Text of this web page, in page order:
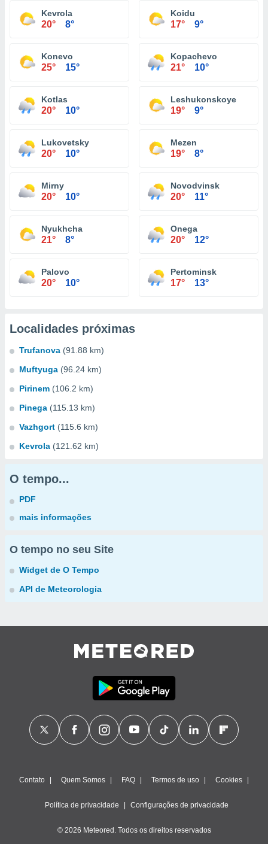
Kevrola
20° 8°
Koidu
17° 9°
Konevo
25° 15°
Kopachevo
21° 10°
Kotlas
20° 10°
Leshukonskoye
19° 9°
Lukovetsky
20° 10°
Mezen
19° 8°
Mirny
20° 10°
Novodvinsk
20° 11°
Nyukhcha
21° 8°
Onega
20° 12°
Palovo
20° 10°
Pertominsk
17° 13°
Localidades próximas
Trufanova (91.88 km)
Muftyuga (96.24 km)
Pirinem (106.2 km)
Pinega (115.13 km)
Vazhgort (115.6 km)
Kevrola (121.62 km)
O tempo...
PDF
mais informações
O tempo no seu Site
Widget de O Tempo
API de Meteorologia
Contato Quem Somos FAQ Termos de uso Cookies
Política de privacidade Configurações de privacidade
© 2026 Meteored. Todos os direitos reservados